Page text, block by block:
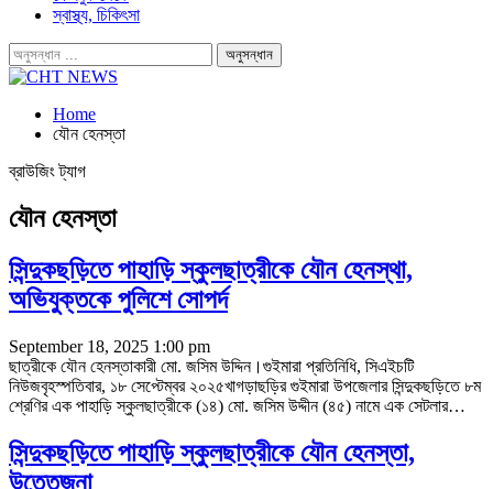
স্বাস্থ্য, চিকিৎসা
Home
যৌন হেনস্তা
ব্রাউজিং ট্যাগ
যৌন হেনস্তা
সিন্দুকছড়িতে পাহাড়ি স্কুলছাত্রীকে যৌন হেনস্থা,
অভিযুক্তকে পুলিশে সোপর্দ
September 18, 2025 1:00 pm
ছাত্রীকে যৌন হেনস্তাকারী মো. জসিম উদ্দিন।গুইমারা প্রতিনিধি, সিএইচটি
নিউজবৃহস্পতিবার, ১৮ সেপ্টেম্বর ২০২৫খাগড়াছড়ির গুইমারা উপজেলার সিন্দুকছড়িতে ৮ম
শ্রেণির এক পাহাড়ি স্কুলছাত্রীকে (১৪) মো. জসিম উদ্দীন (৪৫) নামে এক সেটলার…
সিন্দুকছড়িতে পাহাড়ি স্কুলছাত্রীকে যৌন হেনস্তা,
উত্তেজনা